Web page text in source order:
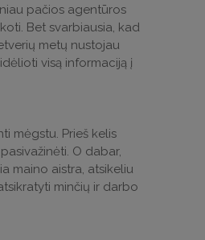
pačios agentūros
Bet svarbiausia, kad
metų nustojau
visą informaciją į
mėgstu. Prieš kelis
O dabar,
maino aistra, atsikeliu
minčių ir darbo